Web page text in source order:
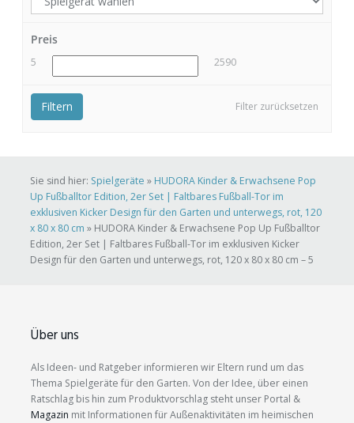
Preis
5 2590
Filter zurücksetzen
Filtern
Sie sind hier: Spielgeräte » HUDORA Kinder & Erwachsene Pop
Up Fußballtor Edition, 2er Set | Faltbares Fußball-Tor im
exklusiven Kicker Design für den Garten und unterwegs, rot, 120
x 80 x 80 cm » HUDORA Kinder & Erwachsene Pop Up Fußballtor
Edition, 2er Set | Faltbares Fußball-Tor im exklusiven Kicker
Design für den Garten und unterwegs, rot, 120 x 80 x 80 cm – 5
Über uns
Als Ideen- und Ratgeber informieren wir Eltern rund um das
Thema Spielgeräte für den Garten. Von der Idee, über einen
Ratschlag bis hin zum Produktvorschlag steht unser Portal &
Magazin mit Informationen für Außenaktivitäten im heimischen